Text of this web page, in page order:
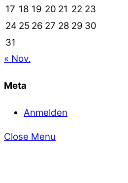
17 18 19 20 21 22 23
24 25 26 27 28 29 30
31
« Nov.
Meta
Anmelden
Close Menu